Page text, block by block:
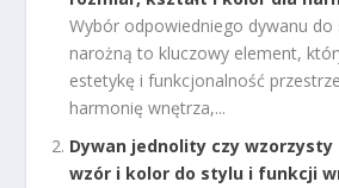
Wybór odpowiedniego dywanu do
narożną to kluczowy element,
estetykę i funkcjonalność
harmonię wnętrza,...
Dywan jednolity czy wzorzysty
wzór i kolor do stylu i funkcji